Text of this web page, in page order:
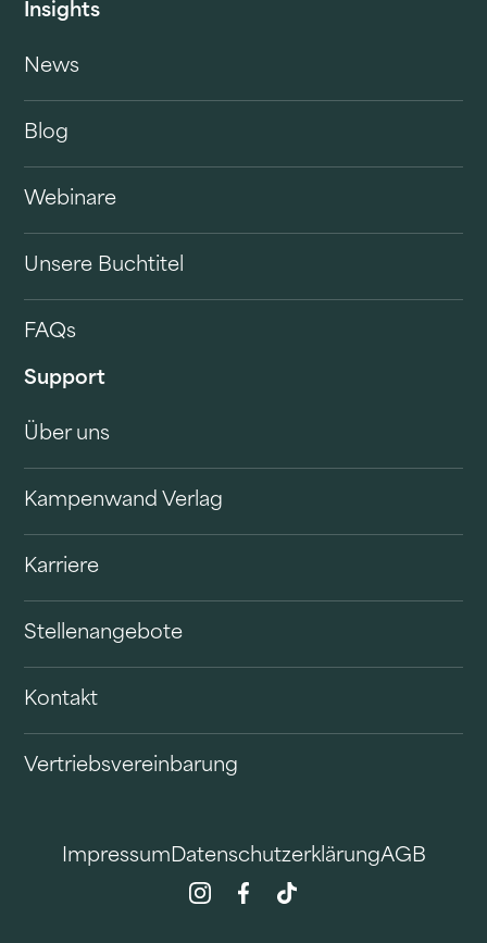
Insights
News
Blog
Webinare
Unsere Buchtitel
FAQs
Support
Über uns
Kampenwand Verlag
Karriere
Stellenangebote
Kontakt
Vertriebsvereinbarung
ImpressumDatenschutzerklärungAGB